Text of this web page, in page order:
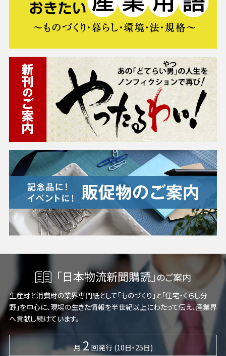
「日本物流新聞購読」のご案内
生産財と消費財の業界専門紙として「ものづくり」と「住宅・くらし分
野」を中心に、現場の生きた情報を半世紀以上にわたって伝え、産業界
へ貢献し続けています。
月 2 回発行 (10日・25日)